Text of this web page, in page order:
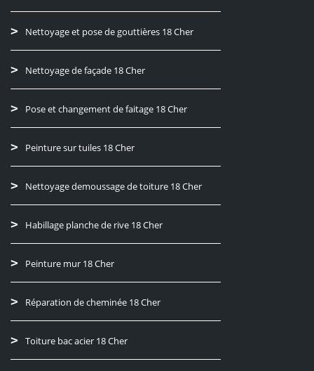
Nettoyage et pose de gouttières 18 Cher
Nettoyage de façade 18 Cher
Pose et changement de faitage 18 Cher
Peinture sur tuiles 18 Cher
Nettoyage demoussage de toiture 18 Cher
Habillage planche de rive 18 Cher
Peinture mur 18 Cher
Réparation de cheminée 18 Cher
Toiture bac acier 18 Cher